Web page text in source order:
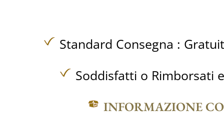
Standard Consegna :
Soddisfatti o Rimborsati
INFORMAZIONE